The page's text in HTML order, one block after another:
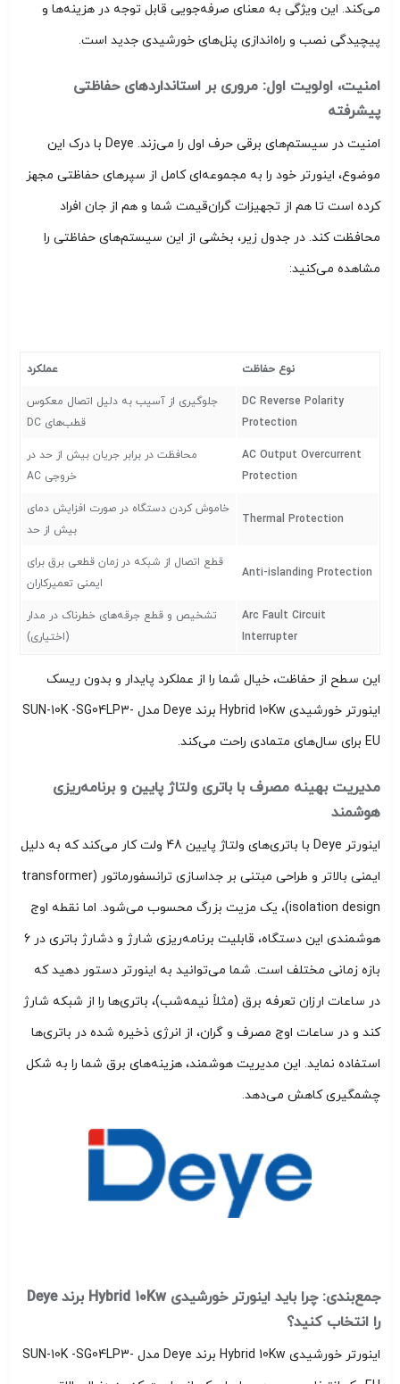
می‌کند. این ویژگی به معنای صرفه‌جویی قابل توجه در هزینه‌ها و
پیچیدگی نصب و راه‌اندازی پنل‌های خورشیدی جدید است.
امنیت، اولویت اول: مروری بر استانداردهای حفاظتی
پیشرفته
امنیت در سیستم‌های برقی حرف اول را می‌زند. Deye با درک این
موضوع، اینورتر خود را به مجموعه‌ای کامل از سپرهای حفاظتی مجهز
کرده است تا هم از تجهیزات گران‌قیمت شما و هم از جان افراد
محافظت کند. در جدول زیر، بخشی از این سیستم‌های حفاظتی را
مشاهده می‌کنید:
نوع حفاظت عملکرد
DC Reverse Polarity
Protection
جلوگیری از آسیب به دلیل اتصال معکوس
قطب‌های DC
AC Output Overcurrent
Protection
محافظت در برابر جریان بیش از حد در
خروجی AC
Thermal Protection
خاموش کردن دستگاه در صورت افزایش دمای
بیش از حد
Anti-islanding Protection
قطع اتصال از شبکه در زمان قطعی برق برای
ایمنی تعمیرکاران
Arc Fault Circuit
Interrupter
تشخیص و قطع جرقه‌های خطرناک در مدار
(اختیاری)
این سطح از حفاظت، خیال شما را از عملکرد پایدار و بدون ریسک
اینورتر خورشیدی Hybrid 10Kw برند Deye مدل SUN-10K -SG04LP3-
EU برای سال‌های متمادی راحت می‌کند.
مدیریت بهینه مصرف با باتری ولتاژ پایین و برنامه‌ریزی
هوشمند
اینورتر Deye با باتری‌های ولتاژ پایین 48 ولت کار می‌کند که به دلیل
ایمنی بالاتر و طراحی مبتنی بر جداسازی ترانسفورماتور (transformer
isolation design)، یک مزیت بزرگ محسوب می‌شود. اما نقطه اوج
هوشمندی این دستگاه، قابلیت برنامه‌ریزی شارژ و دشارژ باتری در 6
بازه زمانی مختلف است. شما می‌توانید به اینورتر دستور دهید که
در ساعات ارزان تعرفه برق (مثلاً نیمه‌شب)، باتری‌ها را از شبکه شارژ
کند و در ساعات اوج مصرف و گران، از انرژی ذخیره شده در باتری‌ها
استفاده نماید. این مدیریت هوشمند، هزینه‌های برق شما را به شکل
چشمگیری کاهش می‌دهد.
جمع‌بندی: چرا باید اینورتر خورشیدی Hybrid 10Kw برند Deye
را انتخاب کنید؟
اینورتر خورشیدی Hybrid 10Kw برند Deye مدل SUN-10K -SG04LP3-